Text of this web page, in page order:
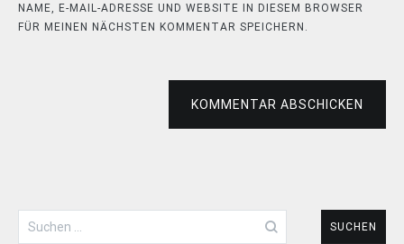
NAME, E-MAIL-ADRESSE UND WEBSITE IN DIESEM BROWSER
FÜR MEINEN NÄCHSTEN KOMMENTAR SPEICHERN.
KOMMENTAR ABSCHICKEN
Suchen
nach: